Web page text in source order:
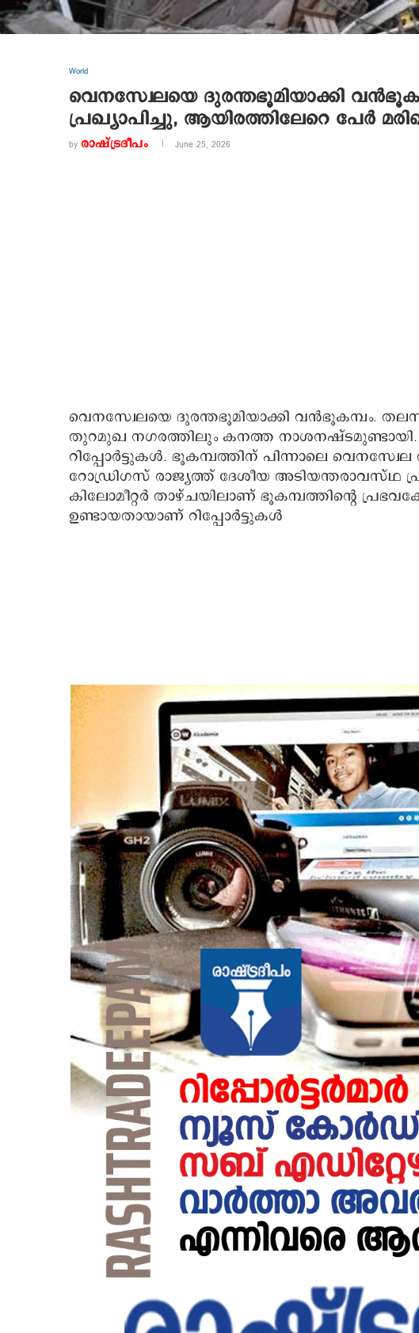
World
വെനസ്വേലയെ ദുരന്തഭൂമിയാക്കി
പ്രഖ്യാപിച്ചു, ആയിരത്തിലേറെ പേർ
by രാഷ്ട്രദീപം June 25, 2026
വെനസ്വേലയെ ദുരന്തഭൂമിയാക്കി വൻഭൂകമ്പം.
തുറമുഖ നഗരത്തിലും കനത്ത നാശനഷ്ടമുണ്ടായി.
റിപ്പോർട്ടുകൾ. ഭൂകമ്പത്തിന് പിന്നാലെ
റോഡ്രിഗസ് രാജ്യത്ത് ദേശീയ അടിയന്തരാവസ്ഥ
കിലോമീറ്റർ താഴ്ചയിലാണ് ഭൂകമ്പത്തിന്റെ
ഉണ്ടായതായാണ് റിപ്പോർട്ടുകൾ